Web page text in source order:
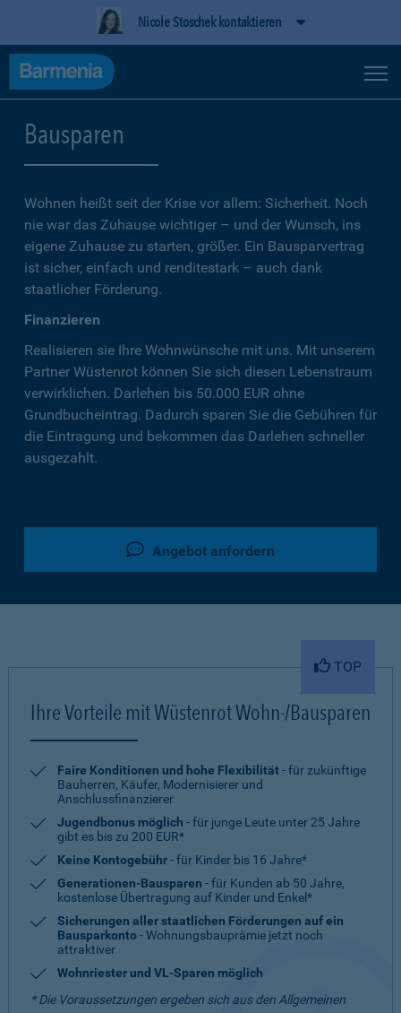
Nicole Stoschek kontaktieren
Bausparen
Wohnen heißt seit der Krise vor allem: Sicherheit. Noch
nie war das Zuhause wichtiger – und der Wunsch, ins
eigene Zuhause zu starten, größer. Ein Bausparvertrag
ist sicher, einfach und renditestark – auch dank
staatlicher Förderung.
Finanzieren
Realisieren sie Ihre Wohnwünsche mit uns. Mit unserem
Partner Wüstenrot können Sie sich diesen Lebenstraum
verwirklichen. Darlehen bis 50.000 EUR ohne
Grundbucheintrag. Dadurch sparen Sie die Gebühren für
die Eintragung und bekommen das Darlehen schneller
ausgezahlt.
Angebot anfordern
TOP
Ihre Vorteile mit Wüstenrot Wohn-/Bausparen
Faire Konditionen und hohe Flexibilität- für zukünftige
Bauherren, Käufer, Modernisierer und
Anschlussfinanzierer
Jugendbonus möglich - für junge Leute unter 25 Jahre
gibt es bis zu 200 EUR*
Keine Kontogebühr- für Kinder bis 16 Jahre*
Generationen-Bausparen - für Kunden ab 50 Jahre,
kostenlose Übertragung auf Kinder und Enkel*
Sicherungen aller staatlichen Förderungen auf ein
Bausparkonto- Wohnungsbauprämie jetzt noch
attraktiver
Wohnriester und VL-Sparen möglich
* Die Voraussetzungen ergeben sich aus den Allgemeinen